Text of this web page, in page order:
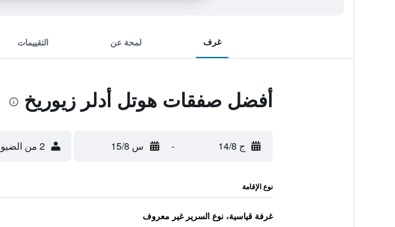
غرف لمحة عن التقييمات
أفضل صفقات هوتل أدلر زيوريخ
ج 14/8 - س 15/8 2 من الضيوف، غرفة واحدة
نوع الإقامة
غرفة قياسية، نوع السرير غير معروف